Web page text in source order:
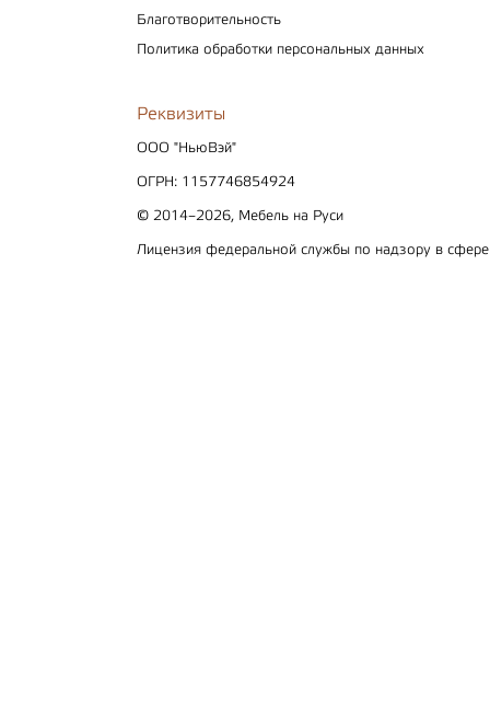
Благотворительность
Политика обработки персональных данных
Реквизиты
ООО "НьюВэй"
ОГРН: 1157746854924
© 2014–2026, Мебель на Руси
Лицензия федеральной службы по надзору в